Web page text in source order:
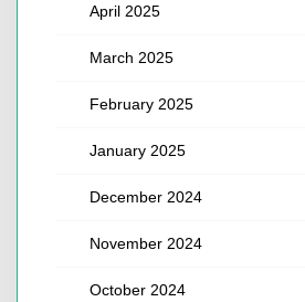
April 2025
March 2025
February 2025
January 2025
December 2024
November 2024
October 2024